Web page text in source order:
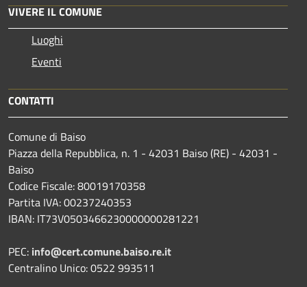
VIVERE IL COMUNE
Luoghi
Eventi
CONTATTI
Comune di Baiso
Piazza della Repubblica, n. 1 - 42031 Baiso (RE) - 42031 -
Baiso
Codice Fiscale: 80019170358
Partita IVA: 00237240353
IBAN: IT73V0503466230000000281221
PEC: info@cert.comune.baiso.re.it
Centralino Unico: 0522 993511